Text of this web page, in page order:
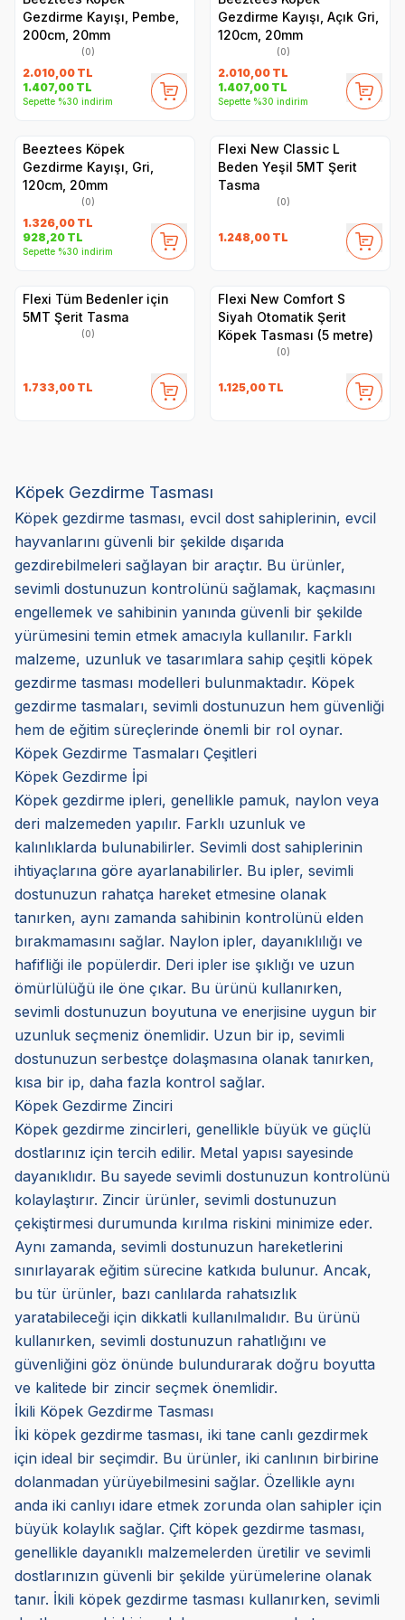
Gezdirme Kayışı, Pembe,
200cm, 20mm
(0)
2.010,00 TL
1.407,00 TL
Sepette %30 indirim
Gezdirme Kayışı, Açık Gri,
120cm, 20mm
(0)
2.010,00 TL
1.407,00 TL
Sepette %30 indirim
Beeztees Köpek
Gezdirme Kayışı, Gri,
120cm, 20mm
(0)
1.326,00 TL
928,20 TL
Sepette %30 indirim
Flexi New Classic L
Beden Yeşil 5MT Şerit
Tasma
(0)
1.248,00 TL
Flexi Tüm Bedenler için
5MT Şerit Tasma
(0)
1.733,00 TL
Flexi New Comfort S
Siyah Otomatik Şerit
Köpek Tasması (5 metre)
(0)
1.125,00 TL
Köpek Gezdirme Tasması
Köpek gezdirme tasması, evcil dost sahiplerinin, evcil
hayvanlarını güvenli bir şekilde dışarıda
gezdirebilmeleri sağlayan bir araçtır. Bu ürünler,
sevimli dostunuzun kontrolünü sağlamak, kaçmasını
engellemek ve sahibinin yanında güvenli bir şekilde
yürümesini temin etmek amacıyla kullanılır. Farklı
malzeme, uzunluk ve tasarımlara sahip çeşitli köpek
gezdirme tasması modelleri bulunmaktadır. Köpek
gezdirme tasmaları, sevimli dostunuzun hem güvenliği
hem de eğitim süreçlerinde önemli bir rol oynar.
Köpek Gezdirme Tasmaları Çeşitleri
Köpek Gezdirme İpi
Köpek gezdirme ipleri, genellikle pamuk, naylon veya
deri malzemeden yapılır. Farklı uzunluk ve
kalınlıklarda bulunabilirler. Sevimli dost sahiplerinin
ihtiyaçlarına göre ayarlanabilirler. Bu ipler, sevimli
dostunuzun rahatça hareket etmesine olanak
tanırken, aynı zamanda sahibinin kontrolünü elden
bırakmamasını sağlar. Naylon ipler, dayanıklılığı ve
hafifliği ile popülerdir. Deri ipler ise şıklığı ve uzun
ömürlülüğü ile öne çıkar. Bu ürünü kullanırken,
sevimli dostunuzun boyutuna ve enerjisine uygun bir
uzunluk seçmeniz önemlidir. Uzun bir ip, sevimli
dostunuzun serbestçe dolaşmasına olanak tanırken,
kısa bir ip, daha fazla kontrol sağlar.
Köpek Gezdirme Zinciri
Köpek gezdirme zincirleri, genellikle büyük ve güçlü
dostlarınız için tercih edilir. Metal yapısı sayesinde
dayanıklıdır. Bu sayede sevimli dostunuzun kontrolünü
kolaylaştırır. Zincir ürünler, sevimli dostunuzun
çekiştirmesi durumunda kırılma riskini minimize eder.
Aynı zamanda, sevimli dostunuzun hareketlerini
sınırlayarak eğitim sürecine katkıda bulunur. Ancak,
bu tür ürünler, bazı canlılarda rahatsızlık
yaratabileceği için dikkatli kullanılmalıdır. Bu ürünü
kullanırken, sevimli dostunuzun rahatlığını ve
güvenliğini göz önünde bulundurarak doğru boyutta
ve kalitede bir zincir seçmek önemlidir.
İkili Köpek Gezdirme Tasması
İki köpek gezdirme tasması, iki tane canlı gezdirmek
için ideal bir seçimdir. Bu ürünler, iki canlının birbirine
dolanmadan yürüyebilmesini sağlar. Özellikle aynı
anda iki canlıyı idare etmek zorunda olan sahipler için
büyük kolaylık sağlar. Çift köpek gezdirme tasması,
genellikle dayanıklı malzemelerden üretilir ve sevimli
dostlarınızın güvenli bir şekilde yürümelerine olanak
tanır. İkili köpek gezdirme tasması kullanırken, sevimli